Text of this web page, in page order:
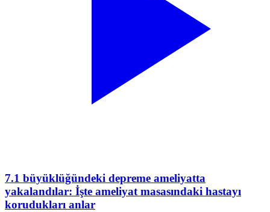
7.1 büyüklüğündeki depreme ameliyatta
yakalandılar: İşte ameliyat masasındaki hastayı
korudukları anlar